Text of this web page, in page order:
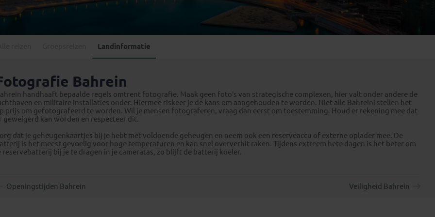
Mexico
Georgië (4)
Kroatië(2)
Letland(3)
Moldavië
Montenegro(2)
Noord-Macedonië (1)
Emiraten (1)
Landinformatie
Bahrein
handhaaft bepaalde regels omtrent fotografie. Maak geen foto’s van strategische complexen, hier valt onder andere de
en militaire installaties onder. Hiermee riskeer je de kans om aangehouden te worden. Niet alle Bahreini stellen het
prijs om gefotografeerd te worden. Wil je mensen fotograferen, vraag dan eerst om toestemming. Houd er rekening mee dat
geweigerd kan worden en respecteer dit.
dat je geheugenkaartjes bij je hebt met voldoende geheugen en neem ook een reserveaccu of externe oplader mee. De
is het meest gevoelig voor hoge temperaturen en kan snel oververhit raken. Tijdens extreem hete dagen is het beter om
reservebatterij bij je te dragen in je cameratas, zo blijft de batterij koeler.
Openingstijden Bahrein Veiligheid Bahrein